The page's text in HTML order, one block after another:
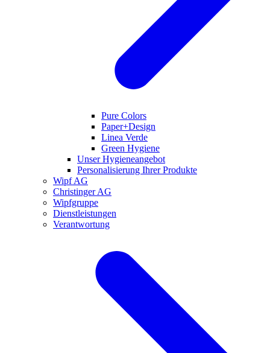
Pure Colors
Paper+Design
Linea Verde
Green Hygiene
Unser Hygieneangebot
Personalisierung Ihrer Produkte
Wipf AG
Christinger AG
Wipfgruppe
Dienstleistungen
Verantwortung